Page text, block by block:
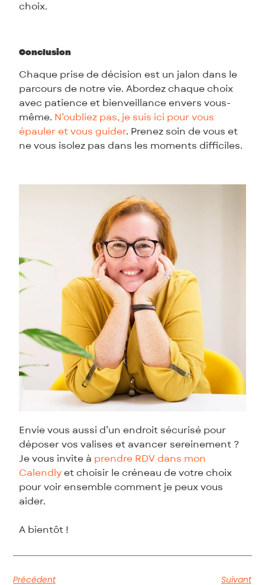
choix.
Conclusion
Chaque prise de décision est un jalon dans le
parcours de notre vie. Abordez chaque choix
avec patience et bienveillance envers vous-
même. N’oubliez pas, je suis ici pour vous
épauler et vous guider. Prenez soin de vous et
ne vous isolez pas dans les moments difficiles.
Envie vous aussi d’un endroit sécurisé pour
déposer vos valises et avancer sereinement ?
Je vous invite à prendre RDV dans mon
Calendly et choisir le créneau de votre choix
pour voir ensemble comment je peux vous
aider.
A bientôt !
Précédent Suivant